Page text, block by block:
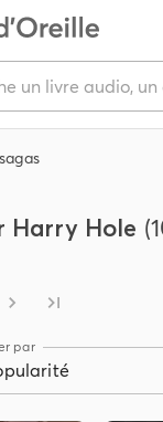
Harry Hole
par